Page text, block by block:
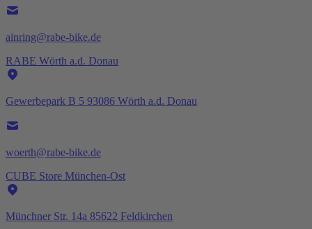
ainring@rabe-bike.de
RABE Wörth a.d. Donau
Gewerbepark B 5 93086 Wörth a.d. Donau
woerth@rabe-bike.de
CUBE Store München-Ost
Münchner Str. 14a 85622 Feldkirchen